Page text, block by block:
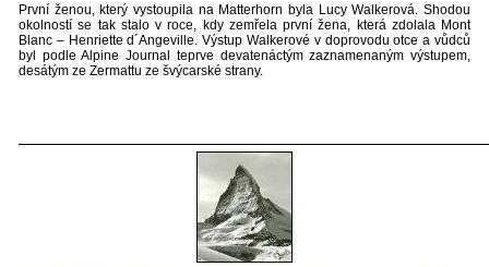
První ženou, který vystoupila na Matterhorn byla Lucy Walkerová. Shodou
okolností se tak stalo v roce, kdy zemřela první žena, která zdolala Mont
Blanc – Henriette d´Angeville. Výstup Walkerové v doprovodu otce a vůdců
byl podle Alpine Journal teprve devatenáctým zaznamenaným výstupem,
desátým ze Zermattu ze švýcarské strany.